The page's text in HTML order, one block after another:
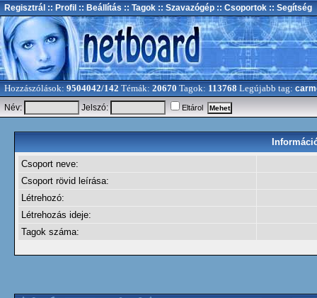
Regisztrál :: Profil :: Beállítás :: Tagok :: Szavazógép :: Csoportok :: Segítség
Hozzászólások: 9504042/142 Témák: 20670 Tagok: 113768 Legújabb tag:
Név:
Jelszó: Eltárol
Csoport neve:
Csoport rövid leírása:
Létrehozó:
Létrehozás ideje:
Tagok száma: